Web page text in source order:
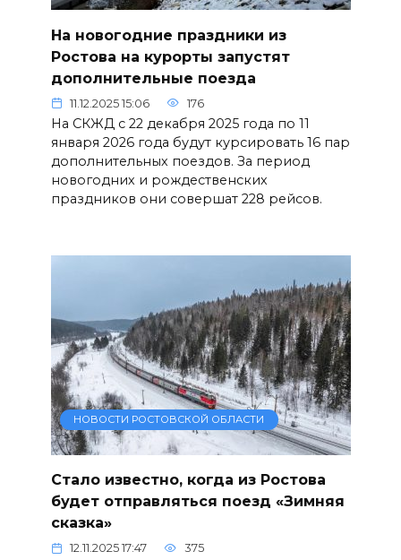
На новогодние праздники из
Ростова на курорты запустят
дополнительные поезда
11.12.2025 15:06 176
На СКЖД с 22 декабря 2025 года по 11
января 2026 года будут курсировать 16 пар
дополнительных поездов. За период
новогодних и рождественских
праздников они совершат 228 рейсов.
НОВОСТИ РОСТОВСКОЙ ОБЛАСТИ
Стало известно, когда из Ростова
будет отправляться поезд «Зимняя
сказка»
12.11.2025 17:47 375